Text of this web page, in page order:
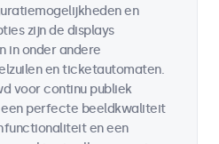
en
zijn de displays
in onder andere
en ticketautomaten.
voor continu publiek
perfecte beeldkwaliteit
en een